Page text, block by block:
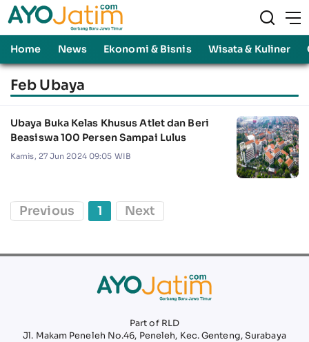
Home News Ekonomi & Bisnis Wisata & Kuliner
Feb Ubaya
Ubaya Buka Kelas Khusus Atlet dan Beri
Beasiswa 100 Persen Sampai Lulus
Kamis, 27 Jun 2024 09:05 WIB
Previous 1 Next
Part of RLD
Jl. Makam Peneleh No.46, Peneleh, Kec. Genteng, Surabaya